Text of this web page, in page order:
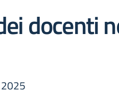
docenti